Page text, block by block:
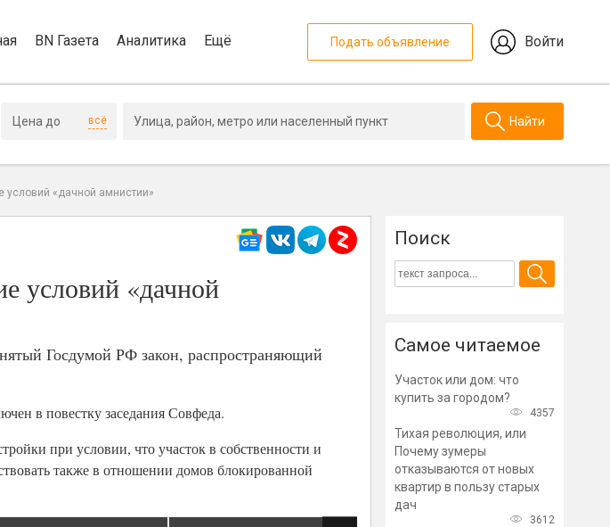
BN Газета Аналитика Ещё Подать объявление Войти
всё Найти
условий «дачной амнистии»
условий «дачной
Госдумой РФ закон, распространяющий
в повестку заседания Совфеда.
при условии, что участок в собственности и
также в отношении домов блокированной
Поиск
Самое читаемое
Участок или дом: что
купить за городом?
4357
Тихая революция, или
Почему зумеры
отказываются от новых
квартир в пользу старых
дач
3612